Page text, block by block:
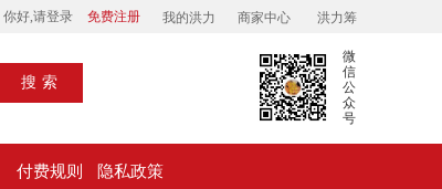
你好,请登录 免费注册 我的洪力 商家中心 洪力筹
搜索
微
信
公
众
号
付费规则 隐私政策